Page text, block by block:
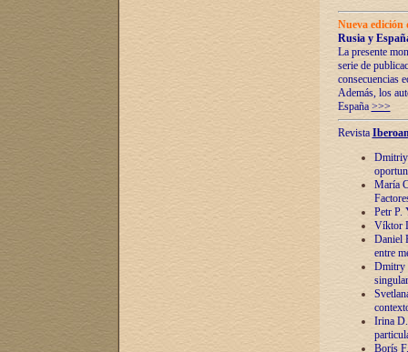
Nueva
Rusia y
La presente
serie de
consecuencias
Además, los
España >>>
Revista
Dmitriy
María
Petr P.
Víktor
Daniel
entre
Dmitry
Irina
Borís